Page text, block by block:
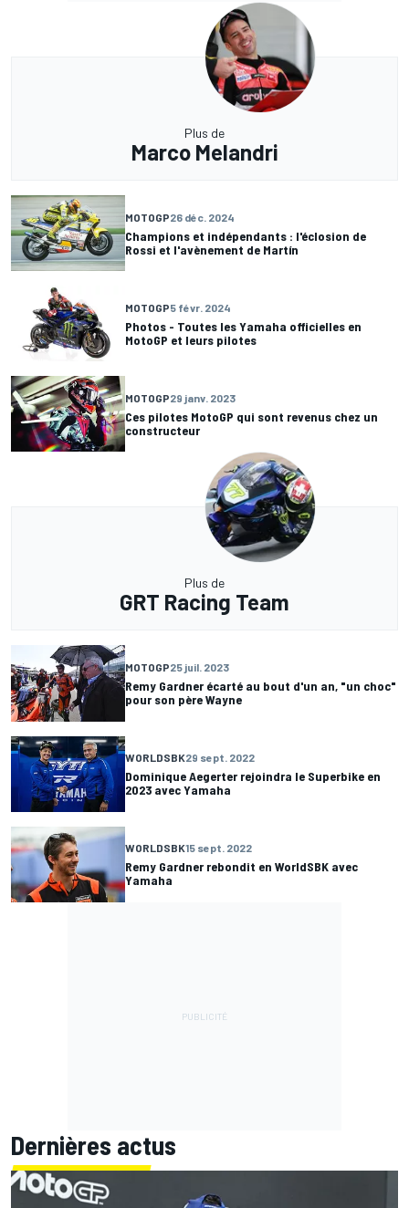
Plus de
Marco Melandri
MOTOGP26 déc. 2024
Champions et indépendants : l'éclosion de
Rossi et l'avènement de Martín
MOTOGP5 févr. 2024
Photos - Toutes les Yamaha officielles en
MotoGP et leurs pilotes
MOTOGP29 janv. 2023
Ces pilotes MotoGP qui sont revenus chez un
constructeur
Plus de
GRT Racing Team
MOTOGP25 juil. 2023
Remy Gardner écarté au bout d'un an, "un choc"
pour son père Wayne
WORLDSBK29 sept. 2022
Dominique Aegerter rejoindra le Superbike en
2023 avec Yamaha
WORLDSBK15 sept. 2022
Remy Gardner rebondit en WorldSBK avec
Yamaha
Dernières actus